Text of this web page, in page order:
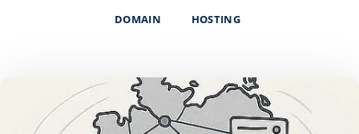
DOMAIN HOSTING